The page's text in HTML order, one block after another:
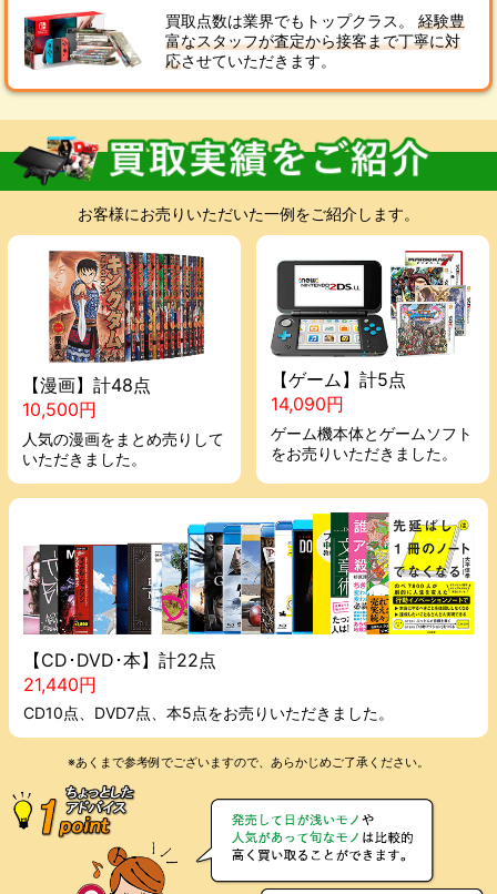
買取点数は業界でもトップクラス。経験豊
富なスタッフが査定から接客まで丁寧に対
応させていただきます。
お客様にお売りいただいた一例をご紹介します。
【漫画】計48点
10,500円
人気の漫画をまとめ売りして
いただきました。
【ゲーム】計5点
14,090円
ゲーム機本体とゲームソフト
をお売りいただきました。
【CD･DVD･本】計22点
21,440円
CD10点、DVD7点、本5点をお売りいただきました。
※あくまで参考例でございますので、あらかじめご了承ください。